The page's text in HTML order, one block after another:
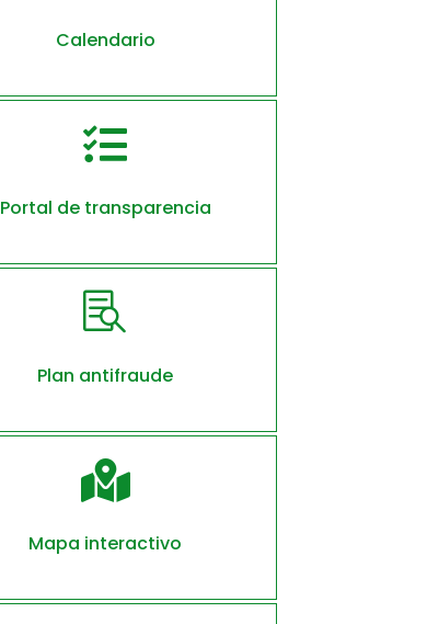
Calendario

Portal de transparencia

Plan antifraude

Mapa interactivo